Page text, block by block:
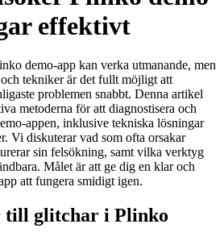
effektivt
demo-app kan verka utmanande, men
tekniker är det fullt möjligt att
problemen snabbt. Denna artikel
metoderna för att diagnostisera och
appen, inklusive tekniska lösningar
Vi diskuterar vad som ofta orsakar
sin felsökning, samt vilka verktyg
Målet är att ge dig en klar och
att fungera smidigt igen.
till glitchar i Plinko